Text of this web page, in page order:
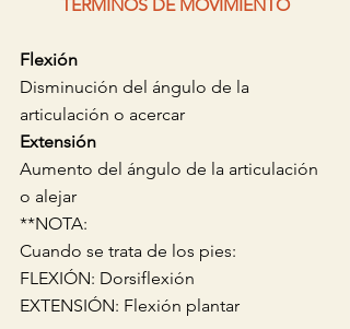
TÉRMINOS DE MOVIMIENTO
Flexión
Disminución del ángulo de la
articulación o acercar
Extensión
Aumento del ángulo de la articulación
o alejar
**NOTA:
Cuando se trata de los pies:
FLEXIÓN: Dorsiflexión
EXTENSIÓN: Flexión plantar